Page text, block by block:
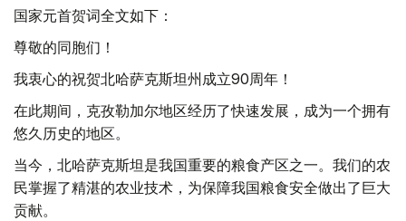
国家元首贺词全文如下：
尊敬的同胞们！
我衷心的祝贺北哈萨克斯坦州成立90周年！
在此期间，克孜勒加尔地区经历了快速发展，成为一个拥有
悠久历史的地区。
当今，北哈萨克斯坦是我国重要的粮食产区之一。我们的农
民掌握了精湛的农业技术，为保障我国粮食安全做出了巨大
贡献。